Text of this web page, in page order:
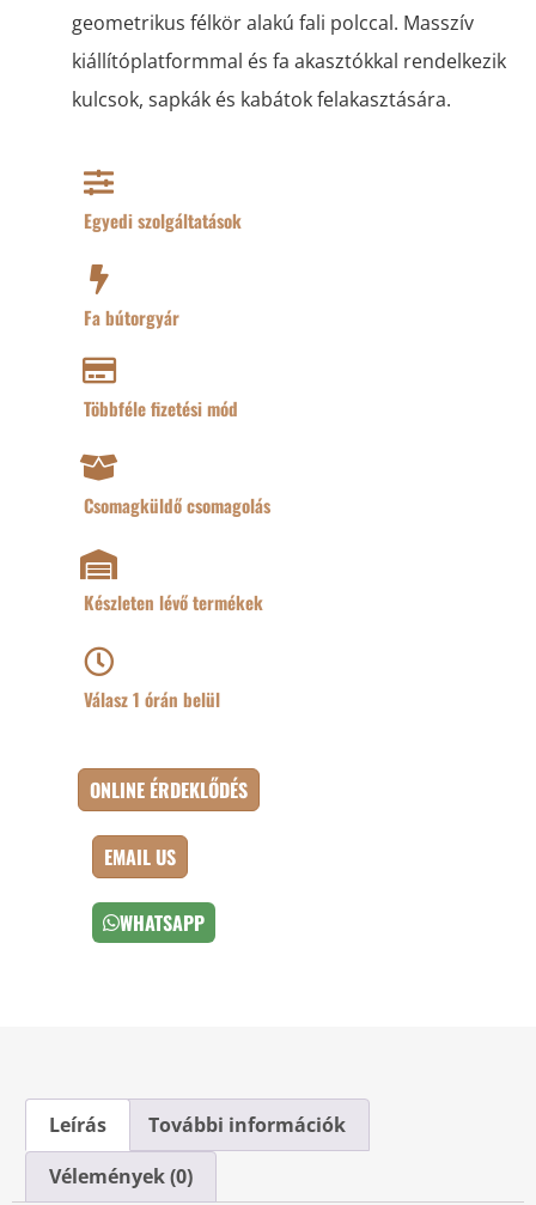
geometrikus félkör alakú fali polccal. Masszív
kiállítóplatformmal és fa akasztókkal rendelkezik
kulcsok, sapkák és kabátok felakasztására.
Egyedi szolgáltatások
Fa bútorgyár
Többféle fizetési mód
Csomagküldő csomagolás
Készleten lévő termékek
Válasz 1 órán belül
ONLINE ÉRDEKLŐDÉS
EMAIL US
WHATSAPP
Leírás
További információk
Vélemények (0)